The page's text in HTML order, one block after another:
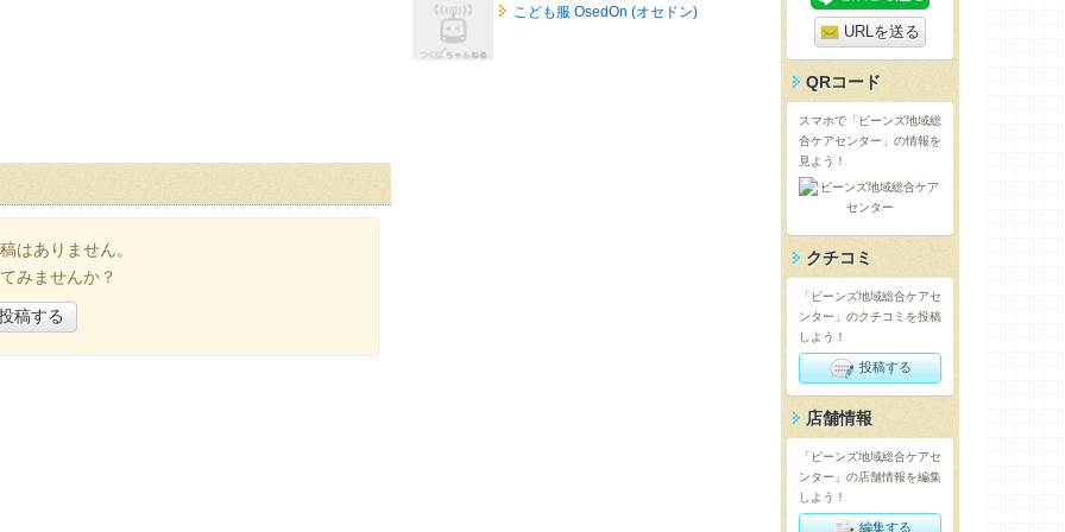
はありません。
みませんか？
稿する
こども服 OsedOn (オセドン)
URLを送る
QRコード
スマホで「ビーンズ地域総
合ケアセンター」の情報を
見よう！
クチコミ
「ビーンズ地域総合ケアセ
ンター」のクチコミを投稿
しよう！
投稿する
店舗情報
「ビーンズ地域総合ケアセ
ンター」の店舗情報を編集
しよう！
編集する